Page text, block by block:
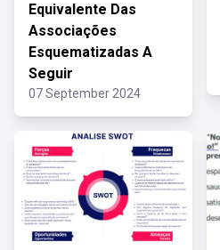
Equivalente Das
Associações
Esquematizadas A
Seguir
07 September 2024